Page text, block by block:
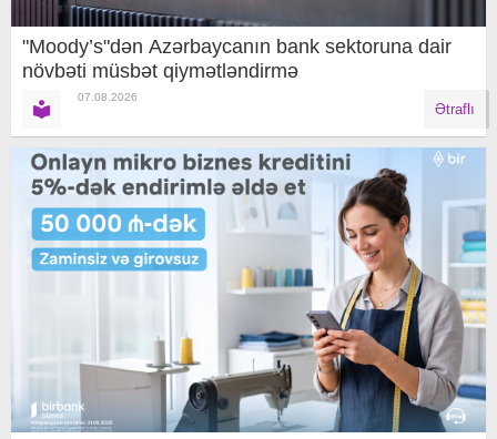
"Moody’s"dən Azərbaycanın bank sektoruna dair
növbəti müsbət qiymətləndirmə
07.08.2026
Ətraflı